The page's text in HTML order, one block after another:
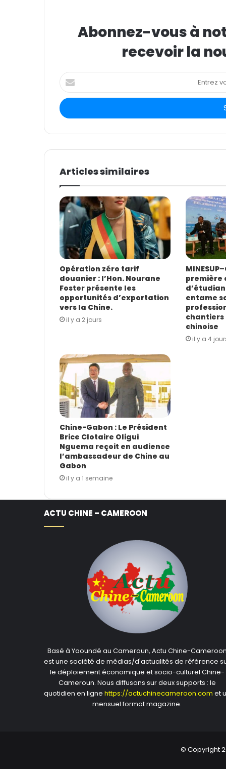
Abonnez-vous à
recevoir la
E
n
r
e
o
r
e
d
r
e
s
s
e
E
m
a
i
l
Articles similaires
Opération zéro tarif
douanier : l’Hon. Nourane
Foster présente les
opportunités d’exportation
vers la Chine.
il y a 2 jours
première
entame
chantiers
chinoise
il y a 4
Chine-Gabon : Le Président
Brice Clotaire Oligui
Nguema reçoit en audience
l’ambassadeur de Chine au
Gabon
il y a 1 semaine
ACTU CHINE – CAMEROON
Basé à Yaoundé au Cameroun, Actu Chine-Cameroon
est une société de médias/d'actualités de référence
le déploiement économique et socio-culturel Chine-
Cameroun. Nous diffusons sur deux supports : le
quotidien en ligne https://actuchinecameroon.com et
mensuel format magazine.
© Copyright